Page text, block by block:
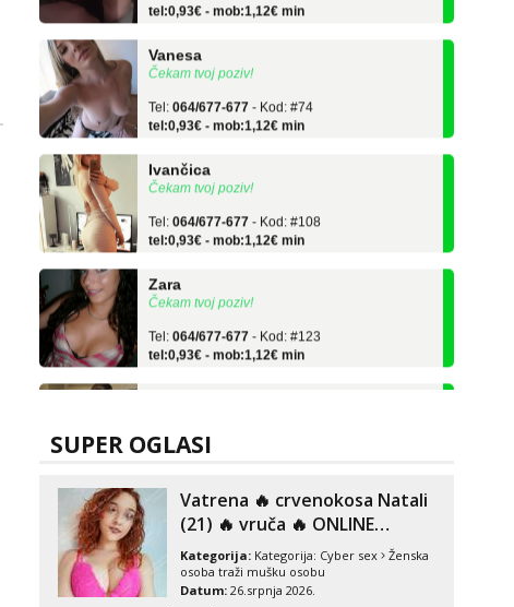
Čekam tvoj poziv!
tel:0,93€ - mob:1,12€ min
Čekam tvoj poziv!
tel:0,93€ - mob:1,12€ min
Čekam tvoj poziv!
tel:0,93€ - mob:1,12€ min
tel:0,93€ - mob:1,12€ min
Kristina
Razgovaram :)
064/677-677 - Kod: #160
tel:0,93€ - mob:1,12€ min
SUPER OGLASI
Vatrena ‎️‍🔥 crvenokosa Natali
(21) ‎️‍🔥 vruča‎ ️‍🔥 ONLINE
ZABAVA
Kategorija: Kategorija: Cyber sex
Ženska
osoba traži mušku osobu
Datum: 26.srpnja 2026.